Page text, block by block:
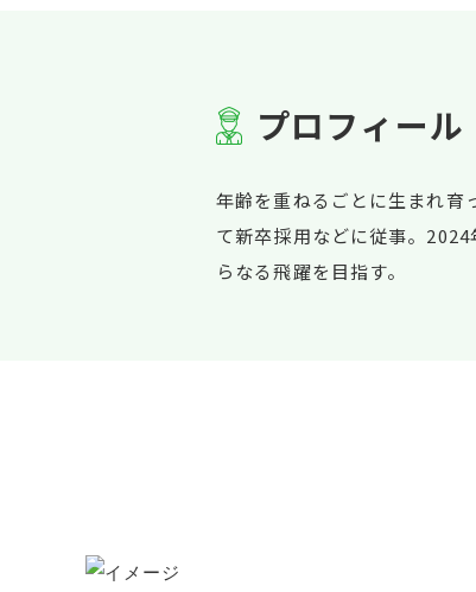
プロフィ ール
年齢を重ねるごとに生まれ育
て新卒採用などに従事。
らなる飛躍を目指す。